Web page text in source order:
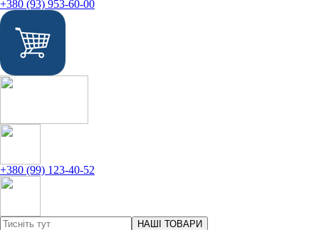
+380 (93) 953-60-00
+380 (99) 123-40-52
НАШІ ТОВАРИ